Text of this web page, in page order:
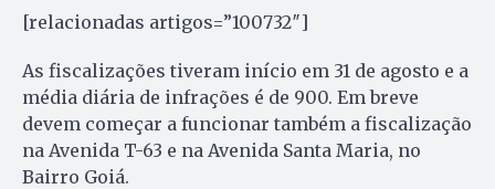
[relacionadas artigos=”100732″]
As fiscalizações tiveram início em 31 de agosto e a
média diária de infrações é de 900. Em breve
devem começar a funcionar também a fiscalização
na Avenida T-63 e na Avenida Santa Maria, no
Bairro Goiá.